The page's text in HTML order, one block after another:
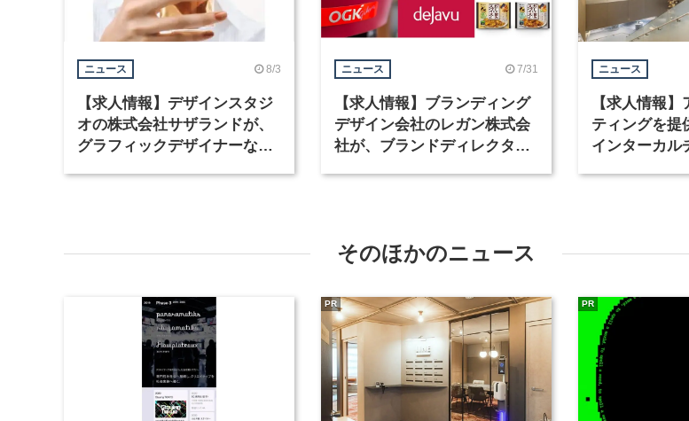
ニュース 8/3
【求人情報】デザインスタジ
オの株式会社サザランドが、
グラフィックデザイナーなど2
ニュース 7/31
【求人情報】ブランディング
デザイン会社のレガン株式会
社が、ブランドディレクター
ニュース
【求人情報
ティングを提
インターカル
そのほかのニュース
PR PR